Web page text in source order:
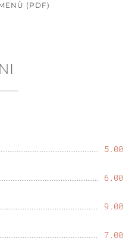
(PDF)
5.00
6.00
9.00
7.00